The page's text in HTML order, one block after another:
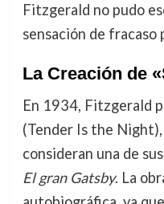
Fitzgerald no pudo
sensación de
La Creación de
En 1934, Fitzgerald
(Tender Is the
consideran una de
El gran Gatsby. La